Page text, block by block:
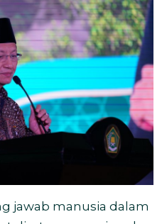
jawab manusia dalam